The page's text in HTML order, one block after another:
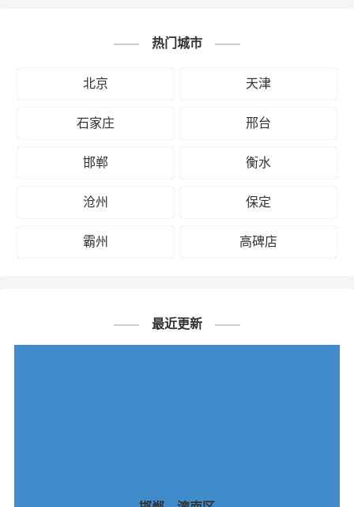
热门城市
北京 天津
石家庄 邢台
邯郸 衡水
沧州 保定
霸州 高碑店
最近更新